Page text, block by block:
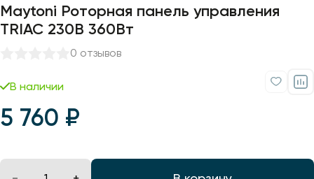
Maytoni Роторная панель управления
TRIAC 230В 360Вт
0 отзывов
В наличии
5 760 ₽